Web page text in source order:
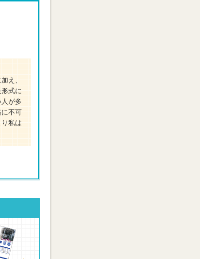
え、
式に
が多
不可
私は